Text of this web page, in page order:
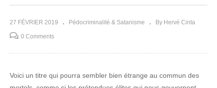
27 FÉVRIER 2019 Pédocriminalité & Satanisme By Hervé Cinta
0 Comments
Voici un titre qui pourra sembler bien étrange au commun des